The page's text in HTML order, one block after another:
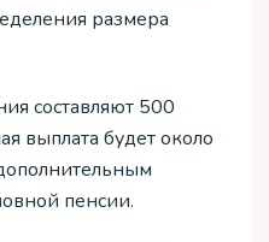
размера
составляют 500
выплата будет около
пенсии.